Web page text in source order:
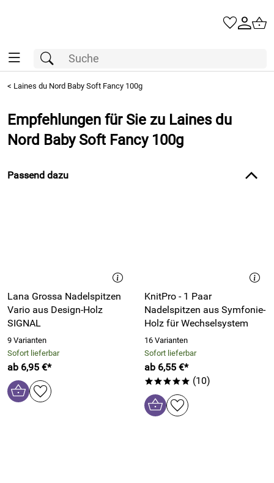
< Laines du Nord Baby Soft Fancy 100g
Empfehlungen für Sie zu Laines du
Nord Baby Soft Fancy 100g
Passend dazu
Lana Grossa Nadelspitzen
Vario aus Design-Holz
SIGNAL
9 Varianten
Sofort lieferbar
ab 6,95 €*
KnitPro - 1 Paar
Nadelspitzen aus Symfonie-
Holz für Wechselsystem
16 Varianten
Sofort lieferbar
ab 6,55 €*
***** (10)